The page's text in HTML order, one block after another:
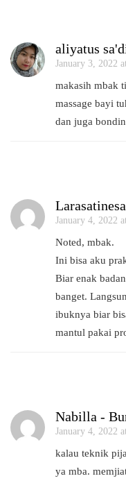
aliyatus
January 3, 2022
makasih mbak
massage bayi
dan juga
Larasatinesa
January 4, 2022
Noted, mbak.
Ini bisa aku
Biar enak
banget.
ibuknya biar
mantul pakai
Nabilla -
January 4, 2022
kalau teknik
ya mba.